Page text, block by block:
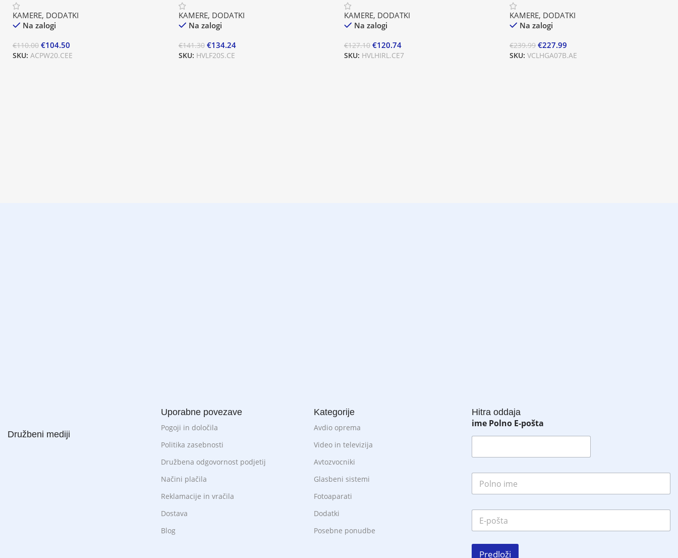
KAMERE, DODATKI
Na zalogi
€110.00 €104.50
SKU:ACPW20.CEE
KAMERE, DODATKI
Na zalogi
€141.30 €134.24
SKU: HVLF20S.CE
KAMERE, DODATKI
Na zalogi
€127.10 €120.74
SKU: HVLHIRL.CE7
KAMERE, DODATKI
Na zalogi
€239.99 €227.99
SKU:VCLHGA07B.AE
Družbeni mediji
Uporabne povezave
Pogoji in določila
Politika zasebnosti
Družbena odgovornost podjetij
Načini plačila
Reklamacije in vračila
Dostava
Blog
Kategorije
Avdio oprema
Video in televizija
Avtozvocniki
Glasbeni sistemi
Fotoaparati
Dodatki
Posebne ponudbe
Hitra oddaja
ime Polno E-pošta
P
l
m
e
E
p
o
Predloži